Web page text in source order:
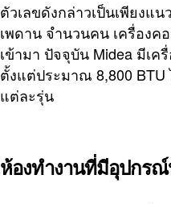
ตัวเลขดังกล่าวเป็นเพียงแ
เพดาน จำนวนคน เครื่อง
เข้ามา ปัจจุบัน Midea มีเ
ตั้งแต่ประมาณ 8,800
แต่ละรุ่น
ห้องทำงานที่มีอุปกร